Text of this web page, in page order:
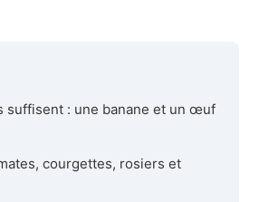
suffisent : une banane et un œuf
courgettes, rosiers et